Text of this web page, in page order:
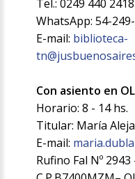
Tel.: 0249 440 2418
WhatsApp: 54-
E-mail: biblioteca-
Con asiento en
Horario: 8 - 14 hs.
Titular: María
E-mail:
Rufino Fal Nº